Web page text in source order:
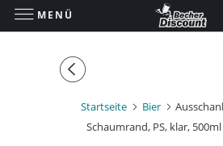
Startseite Bier
Schaumrand, PS, klar,
MENÜ